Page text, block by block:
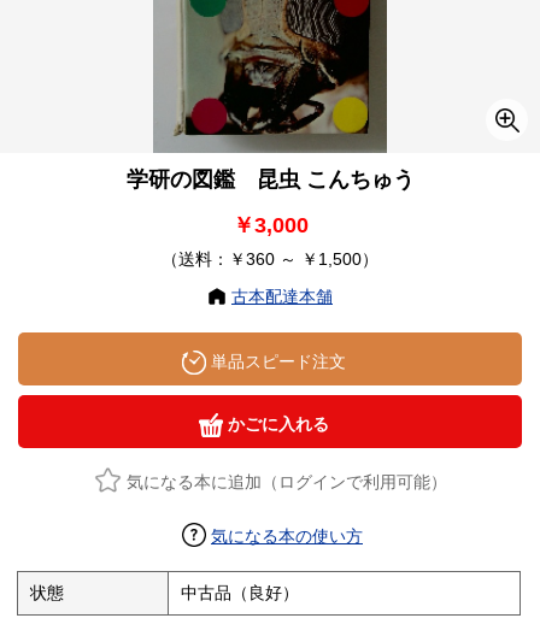
学研の図鑑 昆虫 こんちゅう
￥3,000
（送料：￥360 ～ ￥1,500）
古本配達本舗
単品スピード注文
かごに入れる
気になる本に追加（ログインで利用可能）
気になる本の使い方
状態 中古品（良好）